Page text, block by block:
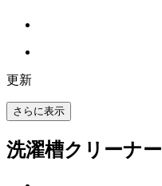
更新
さらに表示
洗濯槽クリーナー